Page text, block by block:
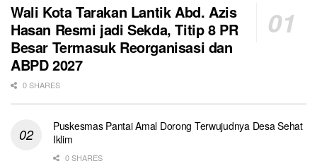
Wali Kota Tarakan Lantik Abd. Azis
Hasan Resmi jadi Sekda, Titip 8 PR
Besar Termasuk Reorganisasi dan
ABPD 2027
0 SHARES
Puskesmas Pantai Amal Dorong Terwujudnya Desa Sehat
Iklim
0 SHARES